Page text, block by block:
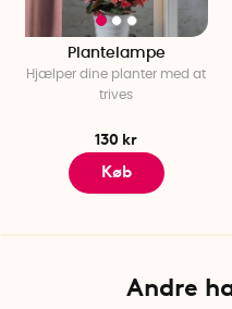
Plantelampe
Hjælper dine planter med at
trives
130 kr
Køb
Andre